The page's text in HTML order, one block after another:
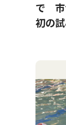
で 市
初の